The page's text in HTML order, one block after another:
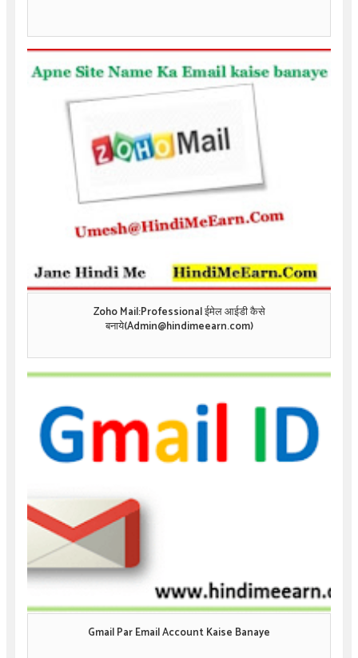
Zoho Mail:Professional ईमेल आईडी कैसे
बनाये(Admin@hindimeearn.com)
Gmail Par Email Account Kaise Banaye